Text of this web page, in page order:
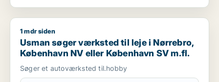
Usman søger værksted til leje i Nørrebro, København NV
1 mdr siden
Usman søger værksted til leje i Nørrebro,
København NV eller København SV m.fl.
Søger et autoværksted til.hobby